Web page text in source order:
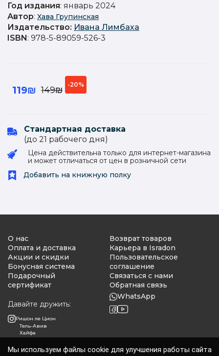
Год издания: январь 2024
Автор: Хава Групинская
Издательство: Ивана Лимбаха
ISBN: 978-5-89059-526-3
119₪ 149₪
-20%
Стандартная доставка
(до 21 рабочего дня)
Цена действительна только для интернет-магазина
и может отличаться от цен в розничной сети
Добавить на книжную полку
О нас
Оплата и доставка
Акции и скидки
Бонусная система
Подарочный
сертификат
Давайте дружить:
Ришон ле Цион
Тель-Авив
Хайфа
Возврат товаров
Карьера в Isradon
Пользовательское
соглашение
Связаться с нами
Обратная связь
WhatsApp
Мы используем файлы cookie для улучшения работы сайта